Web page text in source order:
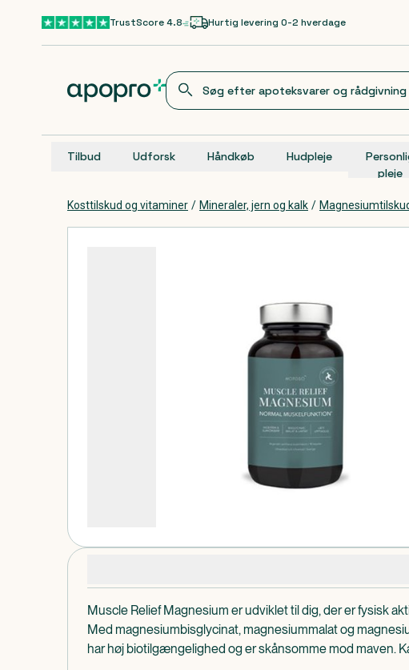
Gå til hovedindholdTrustScore 4.8 Hurtig levering 0-2 hverdage
Tilbud Udforsk Håndkøb Hudpleje
pleje
Kosttilskud og vitaminer / Mineraler, jern og kalk /
Muscle Relief Magnesium er udviklet til dig, der er fysisk
Med magnesiumbisglycinat, magnesiummalat og
har høj biotilgængelighed og er skånsomme mod maven.